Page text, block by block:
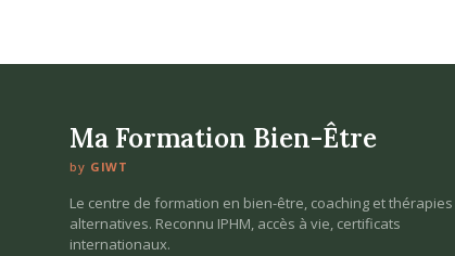
Ma Formation Bien-Être
by GIWT
Le centre de formation en bien-être, coaching et thérapies
alternatives. Reconnu IPHM, accès à vie, certificats
internationaux.